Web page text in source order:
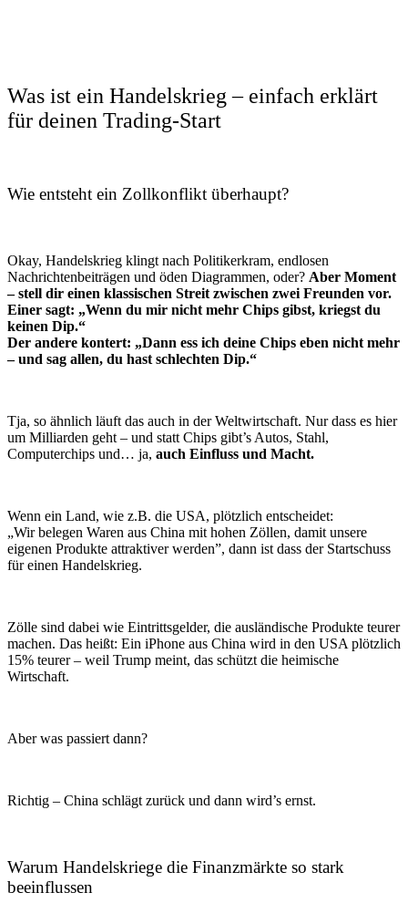
Was ist ein Handelskrieg – einfach erklärt
für deinen Trading-Start
Wie entsteht ein Zollkonflikt überhaupt?
Okay, Handelskrieg klingt nach Politikerkram, endlosen
Nachrichtenbeiträgen und öden Diagrammen, oder? Aber Moment
– stell dir einen klassischen Streit zwischen zwei Freunden vor.
Einer sagt: „Wenn du mir nicht mehr Chips gibst, kriegst du
keinen Dip.“
Der andere kontert: „Dann ess ich deine Chips eben nicht mehr
– und sag allen, du hast schlechten Dip.“
Tja, so ähnlich läuft das auch in der Weltwirtschaft. Nur dass es hier
um Milliarden geht – und statt Chips gibt’s Autos, Stahl,
Computerchips und… ja, auch Einfluss und Macht.
Wenn ein Land, wie z.B. die USA, plötzlich entscheidet:
„Wir belegen Waren aus China mit hohen Zöllen, damit unsere
eigenen Produkte attraktiver werden”, dann ist dass der Startschuss
für einen Handelskrieg.
Zölle sind dabei wie Eintrittsgelder, die ausländische Produkte teurer
machen. Das heißt: Ein iPhone aus China wird in den USA plötzlich
15% teurer – weil Trump meint, das schützt die heimische
Wirtschaft.
Aber was passiert dann?
Richtig – China schlägt zurück und dann wird’s ernst.
Warum Handelskriege die Finanzmärkte so stark
beeinflussen